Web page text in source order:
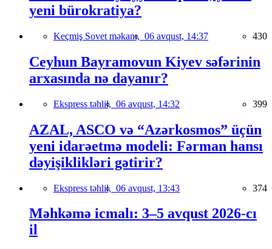
yeni bürokratiya?
Keçmiş Sovet məkanı, 06 avqust, 14:37 430
Ceyhun Bayramovun Kiyev səfərinin
arxasında nə dayanır?
Ekspress təhlil, 06 avqust, 14:32 399
AZAL, ASCO və “Azərkosmos” üçün
yeni idarəetmə modeli: Fərman hansı
dəyişiklikləri gətirir?
Ekspress təhlil, 06 avqust, 13:43 374
Məhkəmə icmalı: 3–5 avqust 2026-cı
il